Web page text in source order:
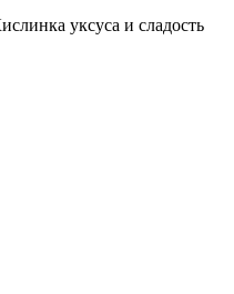
уксуса и сладость